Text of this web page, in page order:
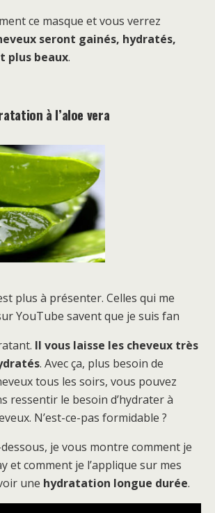
ce masque et vous verrez
seront gainés, hydratés,
plus beaux.
à l’aloe vera
plus à présenter. Celles qui me
YouTube savent que je suis fan
Il vous laisse les cheveux très
. Avec ça, plus besoin de
tous les soirs, vous pouvez
ressentir le besoin d’hydrater à
N’est-ce-pas formidable ?
je vous montre comment je
et comment je l’applique sur mes
une hydratation longue durée.